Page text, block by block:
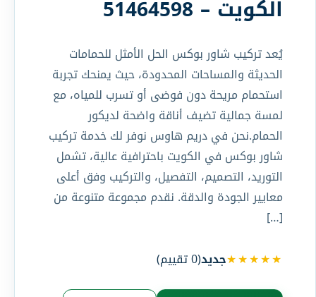
الكويت – 51464598
يُعد تركيب شاور بوكس الحل الأمثل للحمامات
الحديثة والمساحات المحدودة، حيث يمنحك تجربة
استحمام مريحة دون فوضى أو تسرب للمياه، مع
لمسة جمالية تضيف أناقة واضحة لديكور
الحمام.نحن في دريم هاوس نوفر لك خدمة تركيب
شاور بوكس في الكويت باحترافية عالية، تشمل
التوريد، التصميم، التفصيل، والتركيب وفق أعلى
معايير الجودة والدقة. نقدم مجموعة متنوعة من
[…]
★★★★★جديد(
0تقييم)